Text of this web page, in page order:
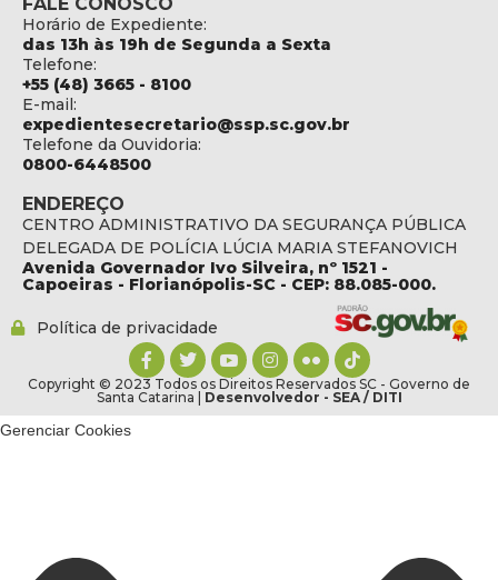
Horário de Expediente:
das 13h às 19h de Segunda a Sexta
Telefone:
+55 (48) 3665 - 8100
E-mail:
expedientesecretario@ssp.sc.gov.br
Telefone da Ouvidoria:
0800-6448500
ENDEREÇO
CENTRO ADMINISTRATIVO DA SEGURANÇA PÚBLICA
DELEGADA DE POLÍCIA LÚCIA MARIA STEFANOVICH
Avenida Governador Ivo Silveira, nº 1521 -
Capoeiras - Florianópolis-SC - CEP: 88.085-000.
Política de privacidade
Copyright © 2023 Todos os Direitos Reservados SC - Governo de
Santa Catarina | Desenvolvedor - SEA / DITI
Gerenciar Cookies